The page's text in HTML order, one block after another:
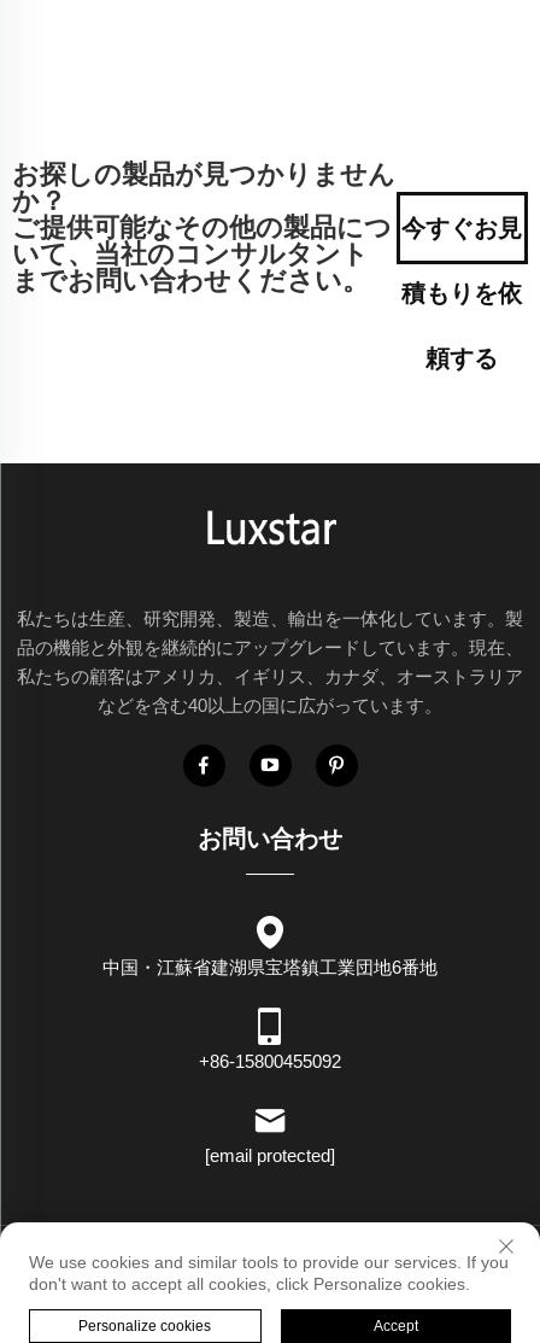
お探しの製品が見つかりません
か？
ご提供可能なその他の製品につ
いて、当社のコンサルタント
までお問い合わせください。
今すぐお見
積もりを依
頼する
私たちは生産、研究開発、製造、輸出を一体化しています。製
品の機能と外観を継続的にアップグレードしています。現在、
私たちの顧客はアメリカ、イギリス、カナダ、オーストラリア
などを含む40以上の国に広がっています。
お問い合わせ
中国・江蘇省建湖県宝塔鎮工業団地6番地
+86-15800455092
[email protected]
著作権 © ラックスターアイディナストリー（ジャングスウ）株式
会社 すべての権利を保有します | プライバシーポリシー
We use cookies and similar tools to provide our services. If you
don't want to accept all cookies, click Personalize cookies.
Personalize cookies Accept